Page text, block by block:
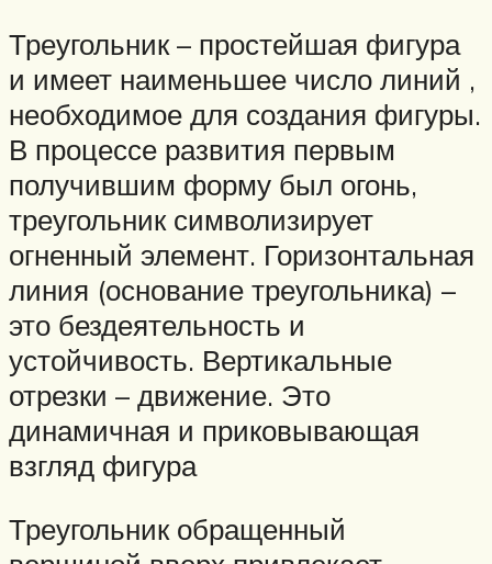
Треугольник – простейшая фигура
и имеет наименьшее число линий ,
необходимое для создания фигуры.
В процессе развития первым
получившим форму был огонь,
треугольник символизирует
огненный элемент. Горизонтальная
линия (основание треугольника) –
это бездеятельность и
устойчивость. Вертикальные
отрезки – движение. Это
динамичная и приковывающая
взгляд фигура
Треугольник обращенный